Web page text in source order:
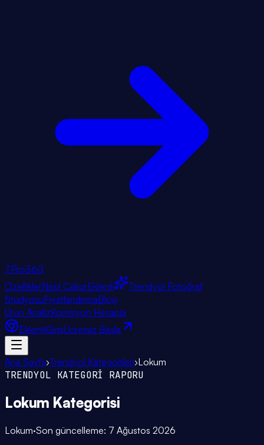
TPro360
ÖzelliklerNasıl ÇalışırEklenti
Trendyol Fotoğraf
StüdyosuFiyatlandırmaBlog
Ürün AnalizKomisyon Hesapla
EklentiGirişÜcretsiz Başla
Ana Sayfa›Trendyol Kategorileri›Lokum
TRENDYOL KATEGORİ RAPORU
Lokum Kategorisi
Lokum·Son güncelleme: 7 Ağustos 2026